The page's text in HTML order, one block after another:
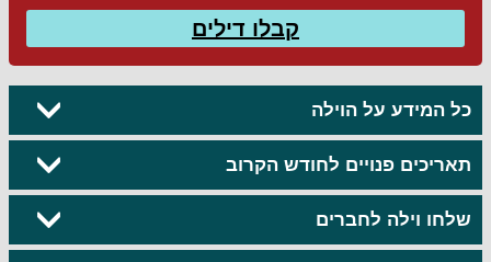
קבלו דילים
כל המידע על הוילה
תאריכים פנויים לחודש הקרוב
שלחו וילה לחברים